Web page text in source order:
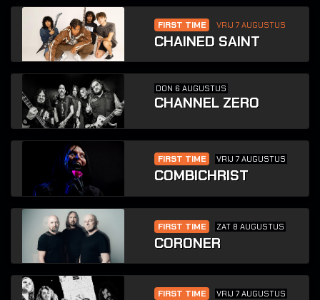
FIRST TIME VRIJ 7 AUGUSTUS
CHAINED SAINT
DON 6 AUGUSTUS
CHANNEL ZERO
FIRST TIME VRIJ 7 AUGUSTUS
COMBICHRIST
FIRST TIME ZAT 8 AUGUSTUS
CORONER
FIRST TIME VRIJ 7 AUGUSTUS